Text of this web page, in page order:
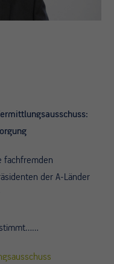
fachfremden
der A-Länder